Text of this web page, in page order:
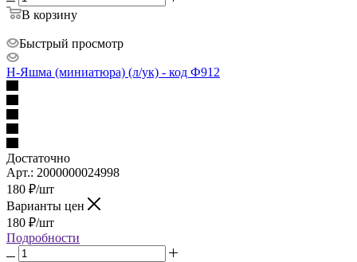
В корзину
Быстрый просмотр
Н-Яшма (миниатюра) (л/ук) - код Ф912
Достаточно
Арт.: 2000000024998
180 ₽/шт
Варианты цен
180 ₽/шт
Подробности